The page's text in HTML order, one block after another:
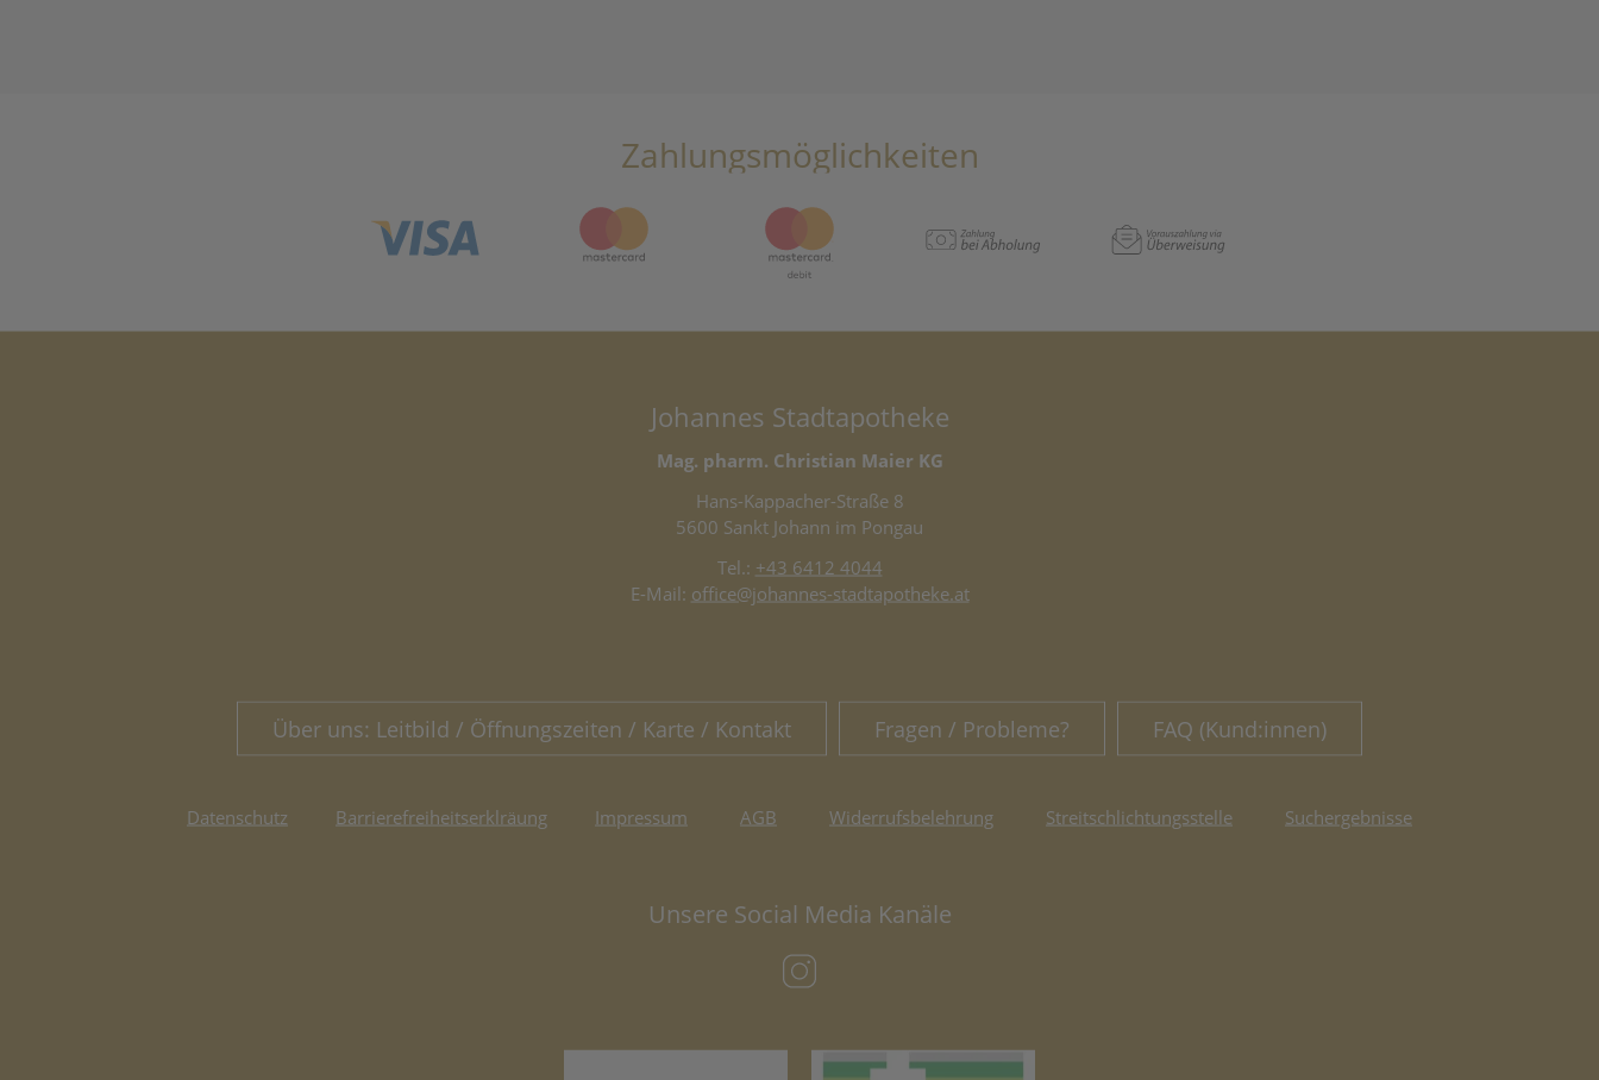
Zahlungsmöglichkeiten
Johannes Stadtapotheke
Mag. pharm. Christian Maier KG
Hans-Kappacher-Straße 8
5600 Sankt Johann im Pongau
Tel.: +43 6412 4044
E-Mail: office@johannes-stadtapotheke.at
Über uns: Leitbild / Öffnungszeiten / Karte / Kontakt Fragen / Probleme? FAQ (Kund:innen)
Datenschutz Barrierefreiheitserklräung Impressum AGB Widerrufsbelehrung Streitschlichtungsstelle Suchergebnisse
Unsere Social Media Kanäle
(öffnet in neuem Tab)